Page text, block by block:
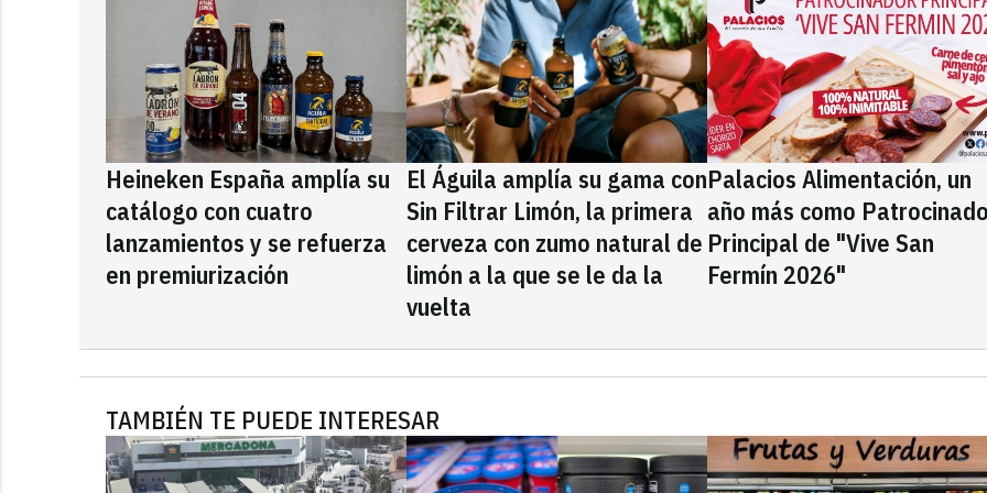
Heineken España amplía su
catálogo con cuatro
lanzamientos y se refuerza
en premiurización
El Águila amplía su gama con
Sin Filtrar Limón, la primera
cerveza con zumo natural de
limón a la que se le da la
vuelta
Palacios Alimentación, un
año más como
Principal de "Vive San
Fermín 2026"
TAMBIÉN TE PUEDE INTERESAR